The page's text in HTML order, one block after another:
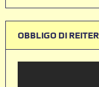
OBBLIGO DI